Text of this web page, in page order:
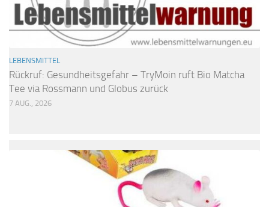
LEBENSMITTEL
Rückruf: Gesundheitsgefahr – TryMoin ruft Bio Matcha
Tee via Rossmann und Globus zurück
7 AUG., 2026